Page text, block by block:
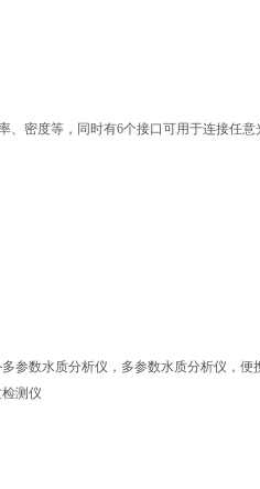
密度等，同时有6个接口可用于连接任
参数水质分析仪，多参数水质分析仪，便
测仪